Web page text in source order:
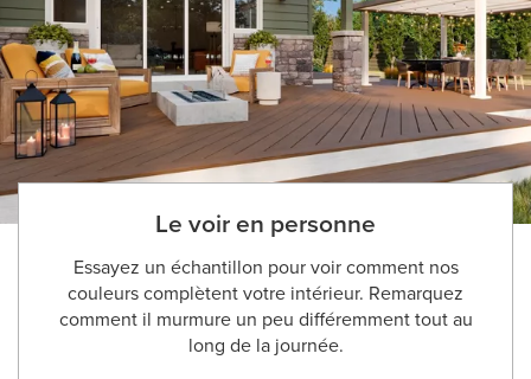
Le voir en personne
Essayez un échantillon pour voir comment nos
couleurs complètent votre intérieur. Remarquez
comment il murmure un peu différemment tout au
long de la journée.